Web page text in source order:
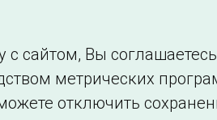
Филиалы и представительства
сайтом, Вы
метрических
отключить